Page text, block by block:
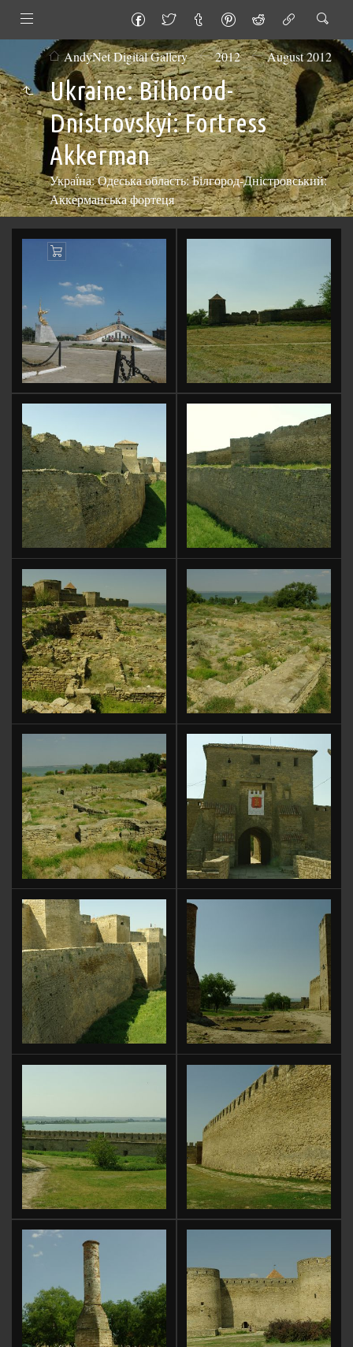
AndyNet Digital Gallery 2012 August 2012
Ukraine: Bilhorod-
Dnistrovskyi: Fortress
Akkerman
Украї́на: Одеська область: Білгород-Дністровський:
Аккерманська фортеця
to